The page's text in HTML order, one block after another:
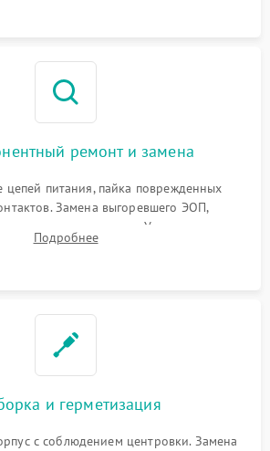
ремонт и замена
цепей питания, пайка поврежденных
Замена выгоревшего ЭОП,
или матрицы. Ультразвуковая
загрязнений с линз объектива и
Подробнее
и герметизация
с соблюдением центровки. Замена